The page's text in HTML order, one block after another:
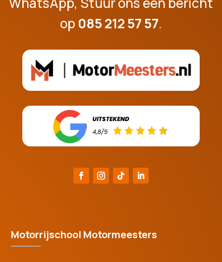
op 085 212 57 57.
Motorrijschool Motormeesters